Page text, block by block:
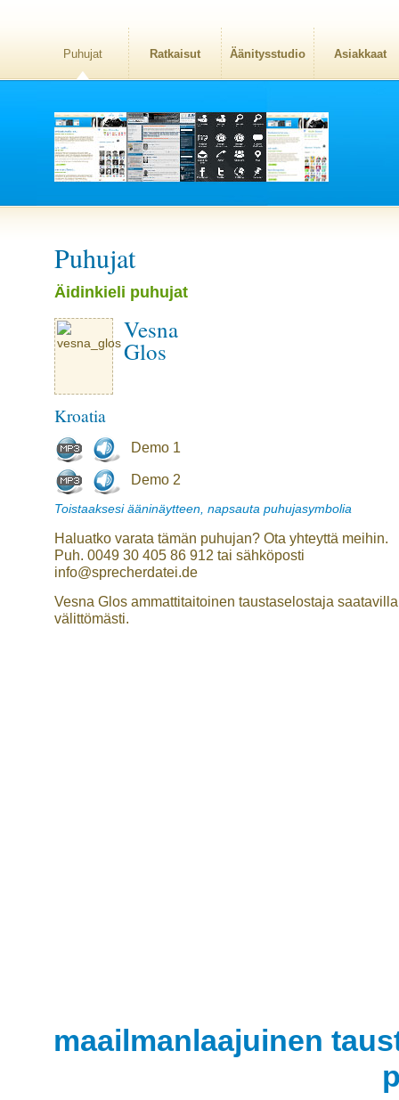
Puhujat Ratkaisut Äänitysstudio Asiakkaat
Puhujat
Äidinkieli puhujat
Vesna
Glos
Kroatia
Demo 1
Demo 2
Toistaaksesi ääninäytteen, napsauta puhujasymbolia
Haluatko varata tämän puhujan? Ota yhteyttä meihin.
Puh. 0049 30 405 86 912 tai sähköposti
info@sprecherdatei.de
Vesna Glos ammattitaitoinen taustaselostaja saatavilla
välittömästi.
maailmanlaajuinen